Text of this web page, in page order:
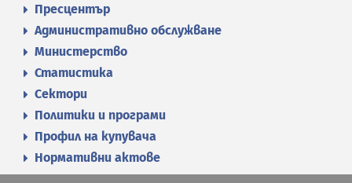
Пресцентър
Административно обслужване
Министерство
Статистика
Сектори
Политики и програми
Профил на купувача
Нормативни актове